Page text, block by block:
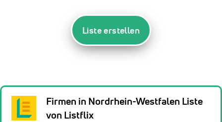
Liste erstellen
Firmen in Nordrhein-Westfalen Liste
von Listflix